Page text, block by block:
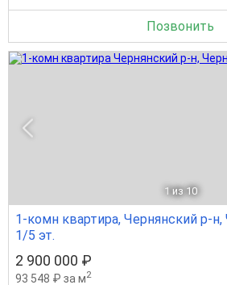
Позвонить
1 из 10
1-комн квартира, Чернянский р-н,
1/5 эт.
2 900 000 ₽
93 548 ₽ за м2